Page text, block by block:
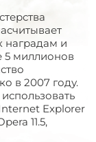
наградам и
5 миллионов
в 2007 году.
Explorer
11.5,